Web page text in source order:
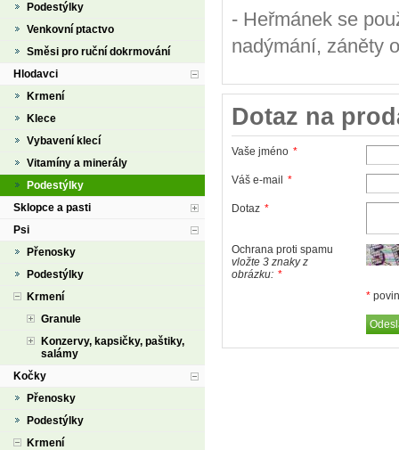
- Heřmánek se
nadýmání, záněty
Dotaz na
Vaše jméno *
Váš e-mail *
Dotaz *
Ochrana proti spamu
vložte 3 znaky z
obrázku: *
*
Podestýlky
Venkovní ptactvo
Směsi pro ruční dokrmování
Hlodavci
Krmení
Klece
Vybavení klecí
Vitamíny a minerály
Podestýlky
Sklopce a pasti
Psi
Přenosky
Podestýlky
Krmení
Granule
Konzervy, kapsičky, paštiky,
salámy
Kočky
Přenosky
Podestýlky
Krmení